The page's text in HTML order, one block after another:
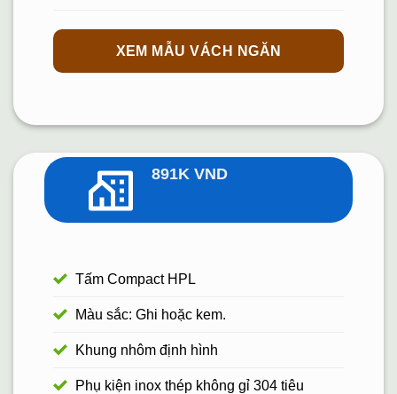
XEM MẪU VÁCH NGĂN
891K VND
Tấm Compact HPL
Màu sắc: Ghi hoặc kem.
Khung nhôm định hình
Phụ kiện inox thép không gỉ 304 tiêu